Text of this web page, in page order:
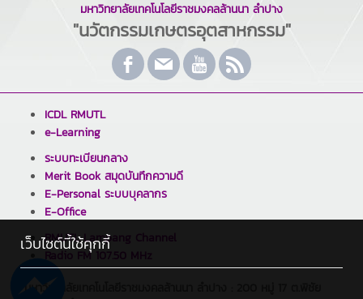
มหาวิทยาลัยเทคโนโลยีราชมงคลล้านนา ลำปาง
"นวัตกรรมเกษตรอุตสาหกรรม"
ICDL RMUTL
e-Learning
ระบบทะเบียนกลาง
Merit Book สมุดบันทึกความดี
E-Personal ระบบบุคลากร
E-Office
RMUTL Lampang Channel
Radio FM 107.50 MHz
มหาวิทยาลัยเทคโนโลยีราชมงคลล้านนา ลำปาง : 200 หมู่ 17 ต.พิชัย
เว็บไซต์นี้ใช้คุกกี้